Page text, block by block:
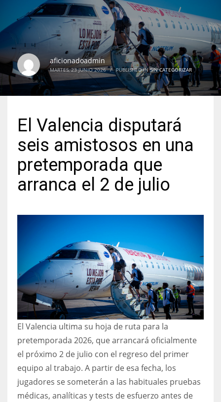
IND
34
DEN
24
aficionadoadmin
MARTES, 23 JUNIO 2026 / PUBLISHED INSIN CATEGORIZAR
El Valencia disputará
seis amistosos en una
pretemporada que
arranca el 2 de julio
El Valencia ultima su hoja de ruta para la
pretemporada 2026, que arrancará oficialmente
el próximo 2 de julio con el regreso del primer
equipo al trabajo. A partir de esa fecha, los
jugadores se someterán a las habituales pruebas
médicas, analíticas y tests de esfuerzo antes de